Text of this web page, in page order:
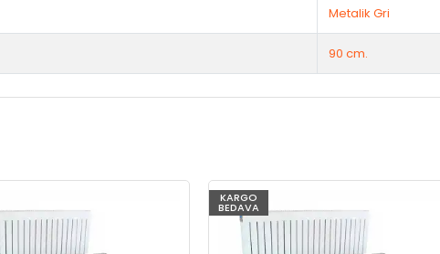
Metalik Gri
90 cm.
KARGO
BEDAVA